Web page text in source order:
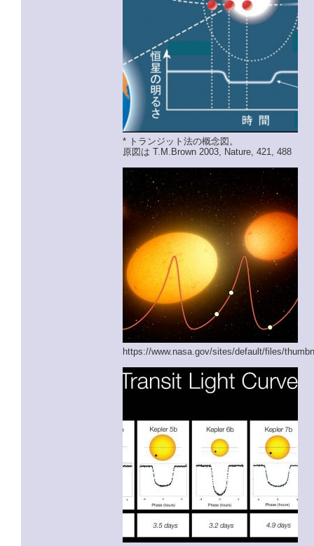
* トランジット法の概念図。
原図は T.M.Brown 2003, Nature, 421, 488
https://www.nasa.gov/sites/default/files/